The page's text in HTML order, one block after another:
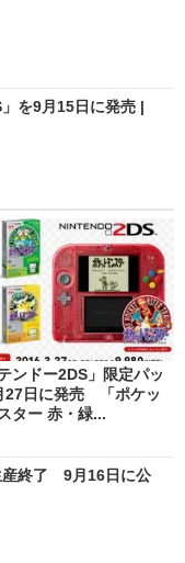
を9月15日に発売 |
ンドー2DS」限定パッ
27日に発売 「ポケッ
ター 赤・緑...
産終了 9月16日に公